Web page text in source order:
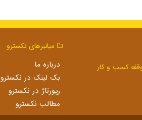
میانبرهای نكسترو
درباره ما
بک لینک در نكسترو
رپورتاژ در نكسترو
مطالب نكسترو